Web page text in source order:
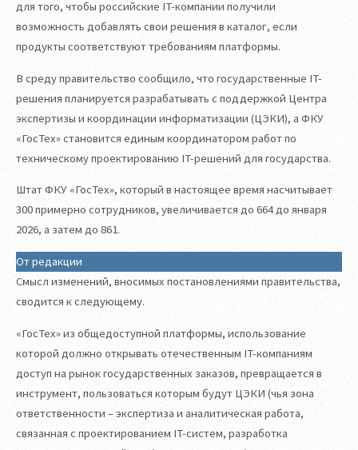
для того, чтобы российские IT-компании получили
возможность добавлять свои решения в каталог, если
продукты соответствуют требованиям платформы.
В среду правительство сообщило, что государственные IT-
решения планируется разрабатывать с поддержкой Центра
экспертизы и координации информатизации (ЦЭКИ), а ФКУ
«ГосТех» становится единым координатором работ по
техническому проектированию IT-решений для государства.
Штат ФКУ «ГосТех», который в настоящее время насчитывает
300 примерно сотрудников, увеличивается до 664 до января
2026, а затем до 861.
От редакции
Смысл изменений, вносимых постановлениями правительства,
сводится к следующему.
«ГосТех» из общедоступной платформы, использование
которой должно открывать отечественным IT-компаниям
доступ на рынок государственных заказов, превращается в
инструмент, пользоваться которым будут ЦЭКИ (чья зона
ответственности – экспертиза и аналитическая работа,
связанная с проектированием IT-систем, разработка